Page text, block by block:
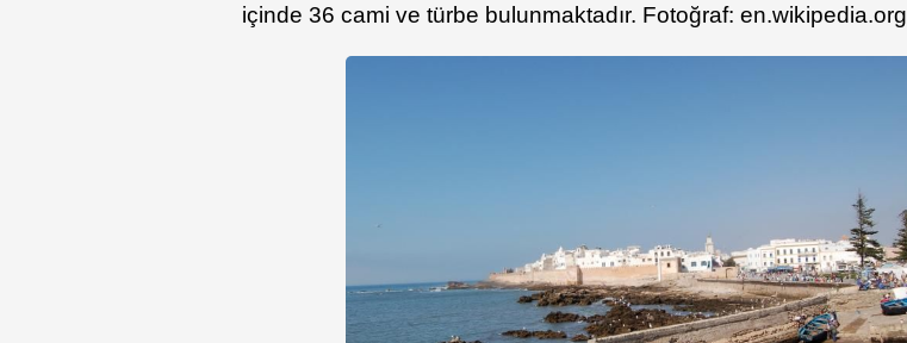
içinde 36 cami ve türbe bulunmaktadır. Fotoğraf: en.wikipedia.org